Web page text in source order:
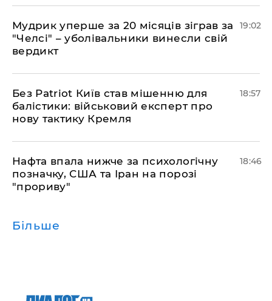
​Мудрик уперше за 20 місяців зіграв за
"Челсі" – уболівальники винесли свій
вердикт
19:02
​Без Patriot Київ став мішенню для
балістики: військовий експерт про
нову тактику Кремля
18:57
​Нафта впала нижче за психологічну
позначку, США та Іран на порозі
"прориву"
18:46
Більше